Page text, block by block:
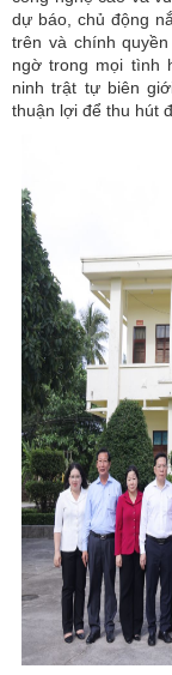
dự báo, chủ động
trên và chính
ngờ trong mọi tình
ninh trật tự biên
thuận lợi để thu hút